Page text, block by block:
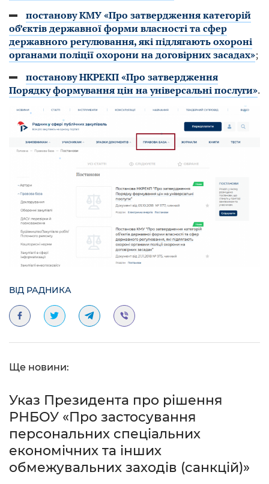
постанову КМУ «Про затвердження категорій
об’єктів державної форми власності та сфер
державного регулювання, які підлягають охороні
органами поліції охорони на договірних засадах»;
постанову НКРЕКП «Про затвердження
Порядку формування цін на універсальні послуги».
ВІД РАДНИКА
Ще новини:
Указ Президента про рішення
РНБОУ «Про застосування
персональних спеціальних
економічних та інших
обмежувальних заходів (санкцій)»